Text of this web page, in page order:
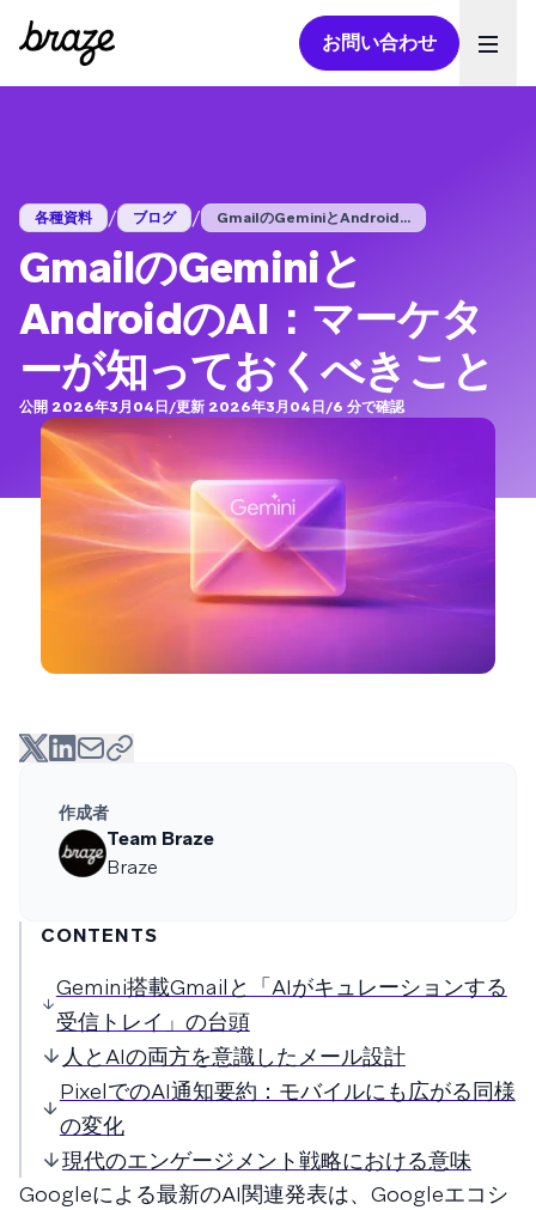
お問い合わせ
各種資料 / ブログ / GmailのGeminiとAndroid...
GmailのGeminiと
AndroidのAI：マーケタ
ーが知っておくべきこと
公開 2026年3月04日/更新 2026年3月04日/6 分で確認
作成者
Team Braze
Braze
CONTENTS
Gemini搭載Gmailと「AIがキュレーションする
受信トレイ」の台頭
人とAIの両方を意識したメール設計
PixelでのAI通知要約：モバイルにも広がる同様
の変化
現代のエンゲージメント戦略における意味
Googleによる最新のAI関連発表は、Googleエコシ